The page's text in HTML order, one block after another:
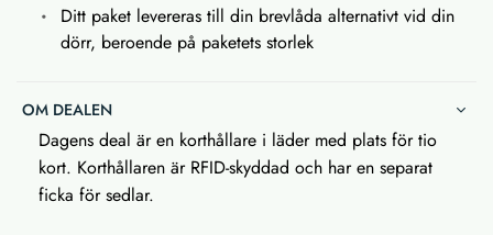
Ditt paket levereras till din brevlåda alternativt vid din
dörr, beroende på paketets storlek
OM DEALEN
Dagens deal är en korthållare i läder med plats för tio
kort. Korthållaren är RFID-skyddad och har en separat
ficka för sedlar.